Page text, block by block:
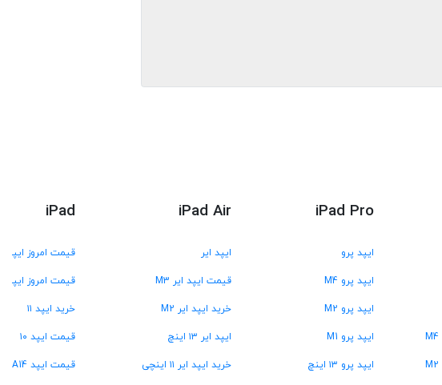
iPad Pro
ایپد پرو
ایپد پرو M4
ایپد پرو M2
ایپد پرو M1
ایپد پرو ۱۳ اینچ
iPad Air
ایپد ایر
قیمت ایپد ایر M3
خرید ایپد ایر M2
ایپد ایر ۱۳ اینچ
خرید ایپد ایر ۱۱ اینچی
iPad
قیمت امروز ایپد
قیمت امروز ایپد A16
خرید ایپد ۱۱
قیمت ایپد ۱۰
قیمت ایپد A14